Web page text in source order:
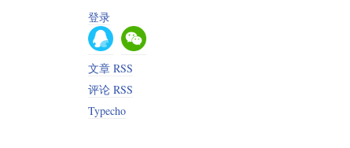
登录
文章 RSS
评论 RSS
Typecho